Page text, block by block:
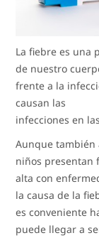
La fiebre es una
de nuestro
frente a la
causan las
infecciones en
Aunque también
niños presentan
alta con
la causa de la
es conveniente
puede llegar a